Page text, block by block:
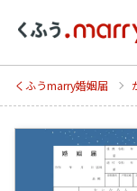
くふうmarry婚姻届